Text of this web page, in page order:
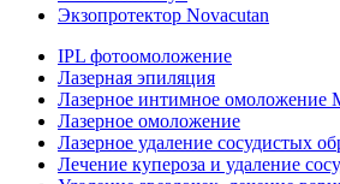
Экзопротектор Novacutan
IPL фотоомоложение
Лазерная эпиляция
Лазерное интимное омоложение
Лазерное омоложение
Лазерное удаление сосудистых
Лечение купероза и удаление